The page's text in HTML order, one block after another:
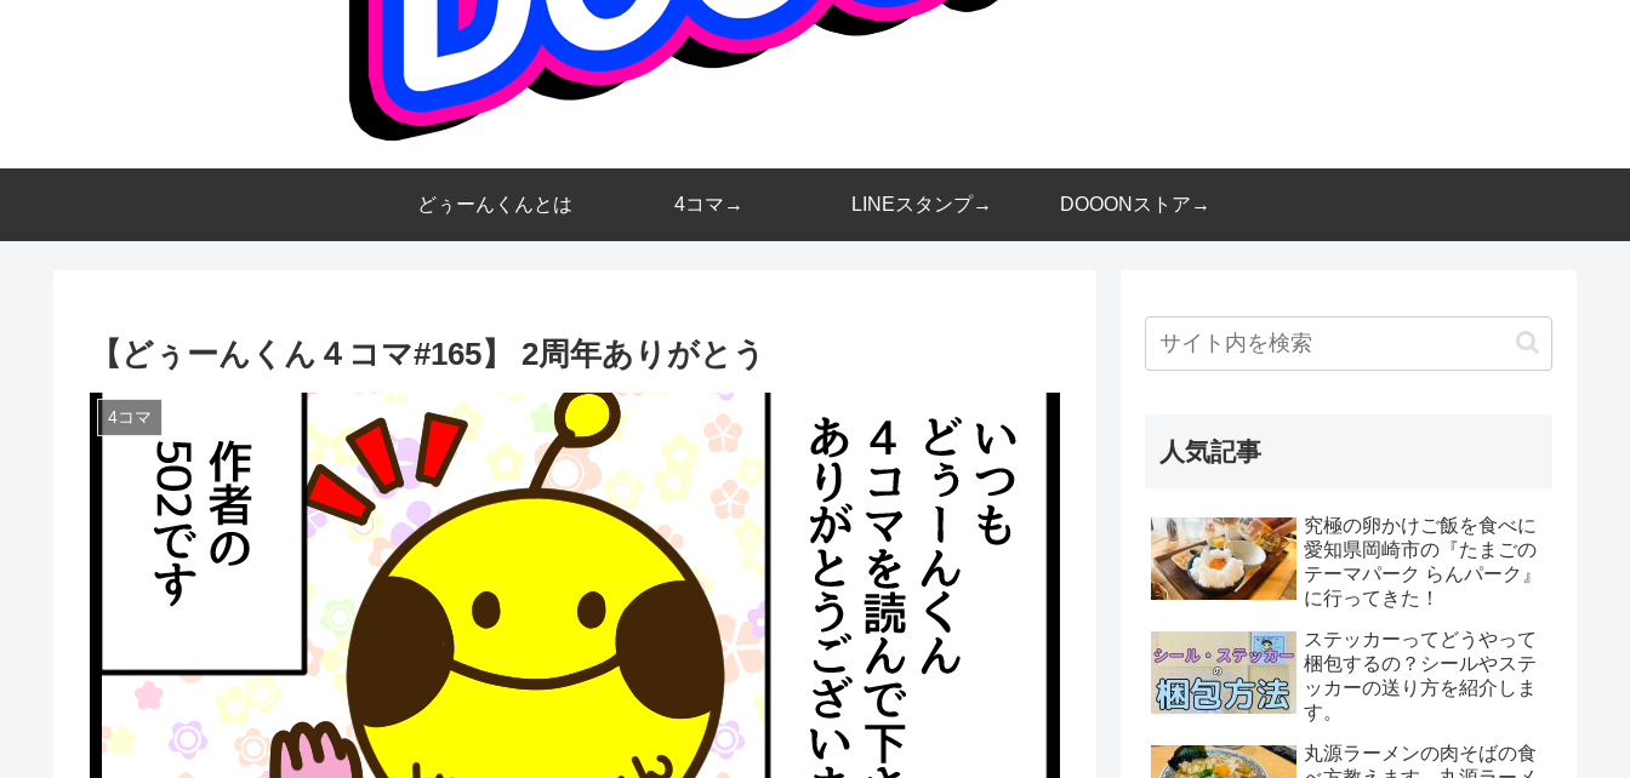
どぅーんくんとは 4コマ→ LINEスタンプ→ DOOONストア→
【どぅーんくん４コマ#165】 2周年ありがとう
4コマ
人気記事
究極の卵かけご飯を食べに
愛知県岡崎市の『たまごの
テーマパーク らんパーク』
に行ってきた！
ステッカーってどうやって
梱包するの？シールやステ
ッカーの送り方を紹介しま
す。
丸源ラーメンの肉そばの食